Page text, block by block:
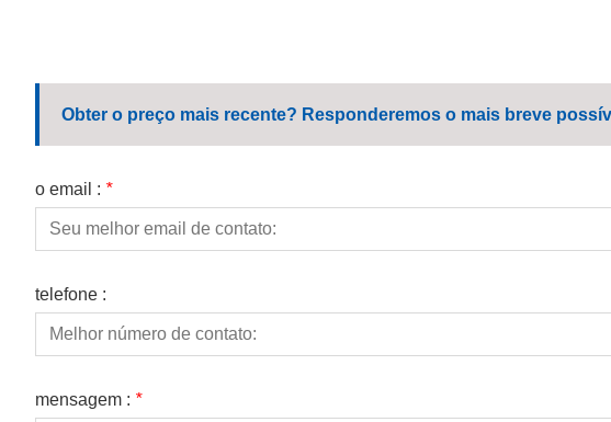
Obter o preço mais recente? Responderemos o mais breve
o email : *
telefone :
mensagem : *